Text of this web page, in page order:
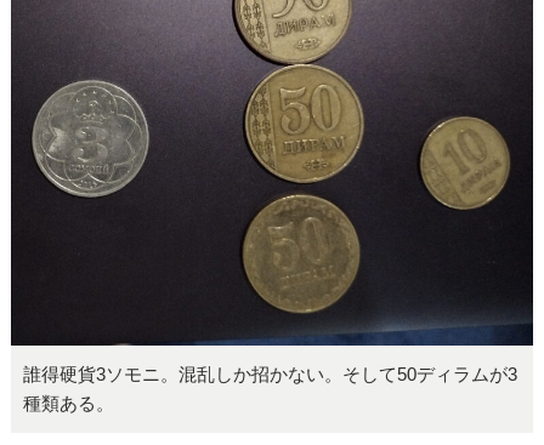
誰得硬貨3ソモニ。混乱しか招かない。そして50ディラムが3
種類ある。